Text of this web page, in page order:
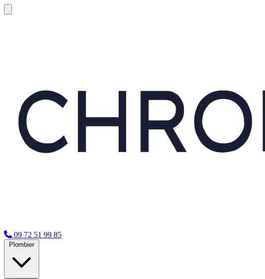
09 72 51 99 85
Plombier